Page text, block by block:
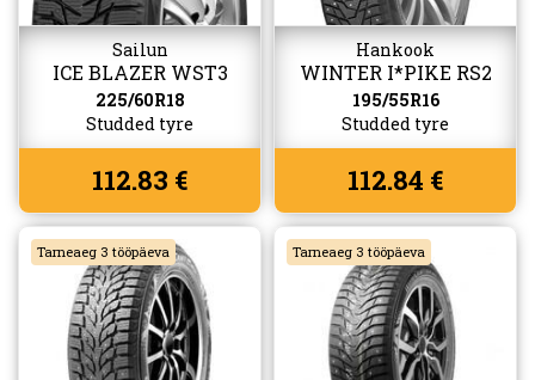
Sailun
ICE BLAZER WST3
225/60R18
Studded tyre
112.83 €
Hankook
WINTER I*PIKE RS2
(W429)
195/55R16
Studded tyre
112.84 €
Tarneaeg 3 tööpäeva Tarneaeg 3 tööpäeva